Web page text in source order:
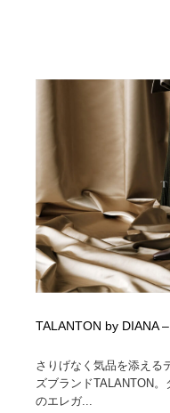
TALANTON by DIANA
さりげなく気品を添える
ズブランドTALANTON
のエレガ...